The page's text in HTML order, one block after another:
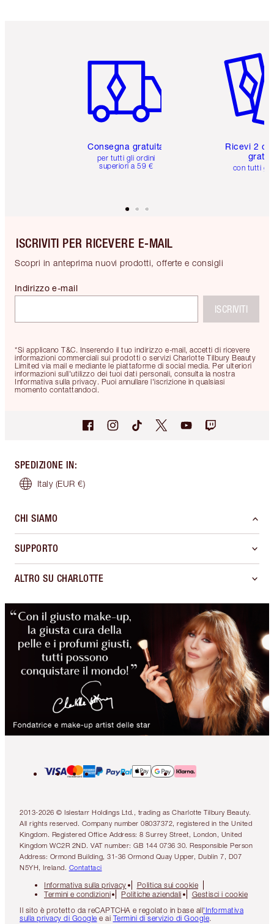
Consegna gratuita
per tutti gli ordini
superiori a 59 €
Ricevi 2
con tutti gli
ISCRIVITI PER RICEVERE E-MAIL
Scopri in anteprima nuovi prodotti, offerte e consigli
*Si applicano T&C. Inserendo il tuo indirizzo e-mail, accetti di ricevere
informazioni commerciali sui prodotti o servizi Charlotte Tilbury Beauty
Limited via mail e mediante le piattaforme di social media. Per ulteriori
informazioni sull'utilizzo dei tuoi dati personali, consulta la nostra
Informativa sulla privacy. Puoi annullare l'iscrizione in qualsiasi
momento contattandoci.
Indirizzo e-mail
ISCRIVITI
SPEDIZIONE IN:
Italy (EUR €)
CHI SIAMO
SUPPORTO
ALTRO SU CHARLOTTE
2013-2026 © Islestarr Holdings Ltd., trading as Charlotte Tilbury Beauty.
All rights reserved. Company number 08037372, registered in the United
Kingdom. Registered Office Address: 8 Surrey Street, London, United
Kingdom WC2R 2ND. VAT number: GB 144 0736 30. Responsible Person
Address: Ormond Building, 31-36 Ormond Quay Upper, Dublin 7, D07
N5YH, Ireland. Contattaci
Informativa sulla privacy
Politica sui cookie
Termini e condizioni
Politiche aziendali
Gestisci i cookie
Il sito è protetto da reCAPTCHA e regolato in base all'Informativa
sulla privacy di Google e ai Termini di servizio di Google.